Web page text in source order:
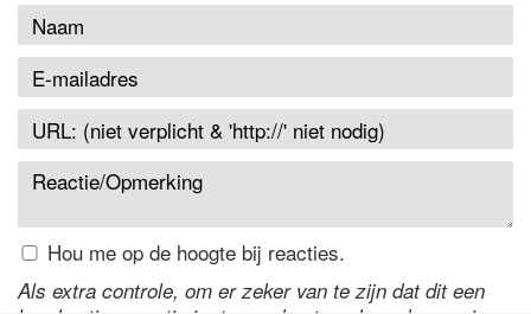
Hou me op de hoogte bij reacties.
Als extra controle, om er zeker van te zijn dat dit een